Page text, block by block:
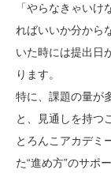
「やらなきゃい
ればいいか分から
いた時には提出日
ります。
特に、課題の量が
と、見通しを持つ
とろんこアカデミ
た“進め方”のサポ